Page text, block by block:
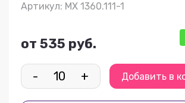
Артикул: МХ 1360.111-1
от 535 руб.
- + Добавить в